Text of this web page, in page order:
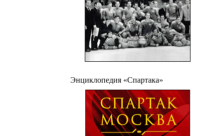
Энциклопедия «Спартака»